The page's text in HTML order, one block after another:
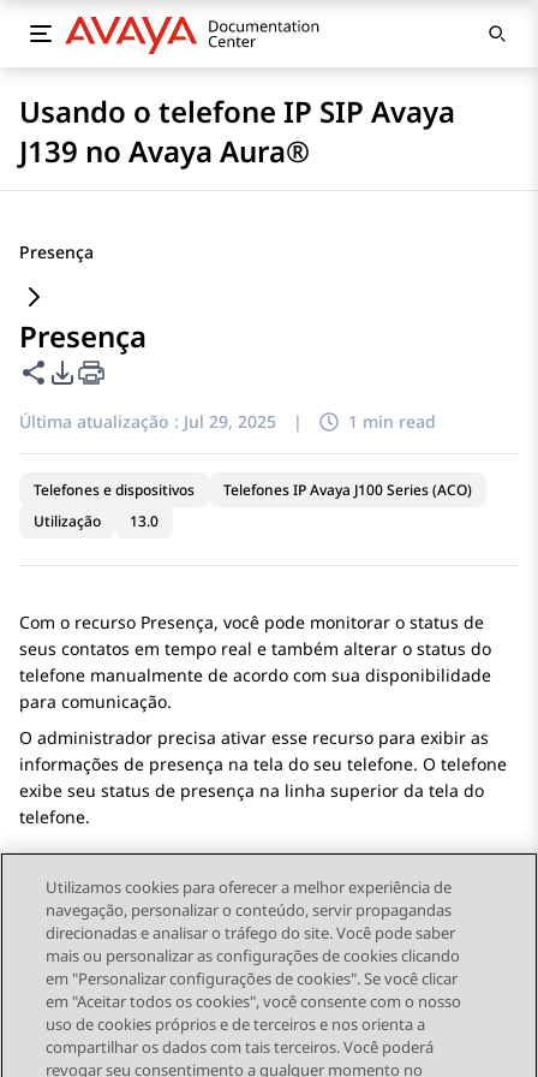
Usando o telefone IP SIP Avaya
J139 no Avaya Aura®
Presença
Presença
Compartilhar esta página
Opções de exportação de PDF
Última atualização : Jul 29, 2025 | 1 min read
Telefones e dispositivos
Telefones IP Avaya J100 Series (ACO)
Utilização
13.0
Com o recurso Presença, você pode monitorar o status de
seus contatos em tempo real e também alterar o status do
telefone manualmente de acordo com sua disponibilidade
para comunicação.
O administrador precisa ativar esse recurso para exibir as
informações de presença na tela do seu telefone. O telefone
exibe seu status de presença na linha superior da tela do
telefone.
Send Feedback
Topic navigation
Tópico anterior Próximo tópico
Utilizamos cookies para oferecer a melhor experiência de
navegação, personalizar o conteúdo, servir propagandas
direcionadas e analisar o tráfego do site. Você pode saber
mais ou personalizar as configurações de cookies clicando
em "Personalizar configurações de cookies". Se você clicar
em "Aceitar todos os cookies", você consente com o nosso
uso de cookies próprios e de terceiros e nos orienta a
compartilhar os dados com tais terceiros. Você poderá
revogar seu consentimento a qualquer momento no